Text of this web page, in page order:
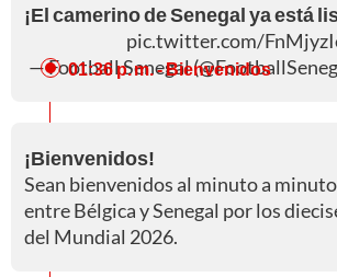
¡El camerino de Senegal ya está
pic.twitter.com/
— Football Senegal
01:36 p. m.- Bienvenidos
¡Bienvenidos!
Sean bienvenidos al minuto a
entre Bélgica y Senegal por los
del Mundial 2026.